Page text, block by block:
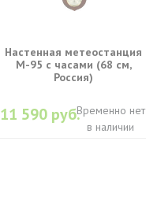
Настенная метеостанция
М-95 с часами (68 см,
Россия)
11 590 руб.Временно нет
в наличии